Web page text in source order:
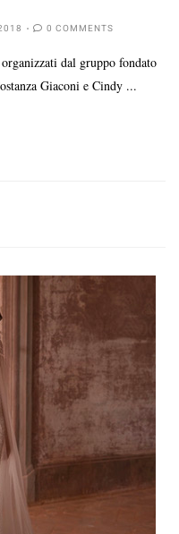
0 COMMENTS
dal gruppo fondato
Giaconi e Cindy ...